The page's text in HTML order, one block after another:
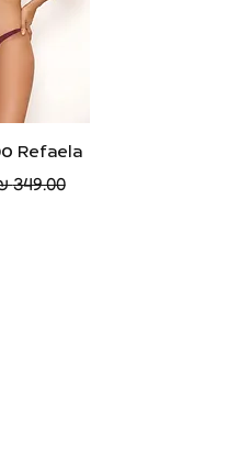
Refaela סט מפתה אדום
מחיר‏349.00 ‏₪